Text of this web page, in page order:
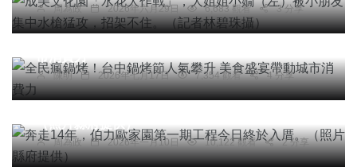
周為政 2026年六月29日 6,683 觀看 3 分享
社會 農業 綜合新聞 健康 旅遊
全民瘋鍋烤！台中鍋烤節人氣攀升 美食盛宴帶動城
陳明 2026年七月17日 7,354 觀看 4 分享
社會 綜合新聞 健康 文教
奔走14年，伯力歐家園第一期工程今日終於入厝。
周為政 2026年一月10日 10,122 觀看 2 分享
社會 綜合新聞 健康 科技新知